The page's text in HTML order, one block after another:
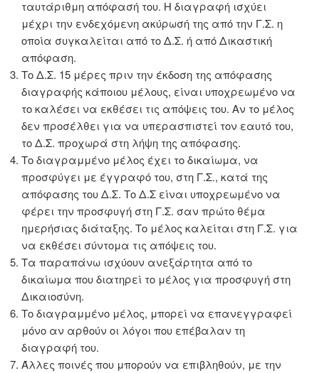
ταυτάριθμη απόφασή του. Η διαγραφή ισχύει
μέχρι την ενδεχόμενη ακύρωσή της από την Γ.Σ. η
οποία συγκαλείται από το Δ.Σ. ή από Δικαστική
απόφαση.
Το Δ.Σ. 15 μέρες πριν την έκδοση της απόφασης
διαγραφής κάποιου μέλους, είναι υποχρεωμένο να
το καλέσει να εκθέσει τις απόψεις του. Αν το μέλος
δεν προσέλθει για να υπερασπιστεί τον εαυτό του,
το Δ.Σ. προχωρά στη λήψη της απόφασης.
Το διαγραμμένο μέλος έχει το δικαίωμα, να
προσφύγει με έγγραφό του, στη Γ.Σ., κατά της
απόφασης του Δ.Σ. Το Δ.Σ είναι υποχρεωμένο να
φέρει την προσφυγή στη Γ.Σ. σαν πρώτο θέμα
ημερήσιας διάταξης. Το μέλος καλείται στη Γ.Σ. για
να εκθέσει σύντομα τις απόψεις του.
Τα παραπάνω ισχύουν ανεξάρτητα από το
δικαίωμα που διατηρεί το μέλος για προσφυγή στη
Δικαιοσύνη.
Το διαγραμμένο μέλος, μπορεί να επανεγγραφεί
μόνο αν αρθούν οι λόγοι που επέβαλαν τη
διαγραφή του.
Άλλες ποινές που μπορούν να επιβληθούν, με την